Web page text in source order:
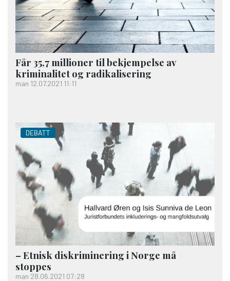
Får 35,7 millioner til bekjempelse av
kriminalitet og radikalisering
man 12.07.2021 11:11
DEBATT
– Etnisk diskriminering i Norge må
stoppes
man 28.06.2021 07:28